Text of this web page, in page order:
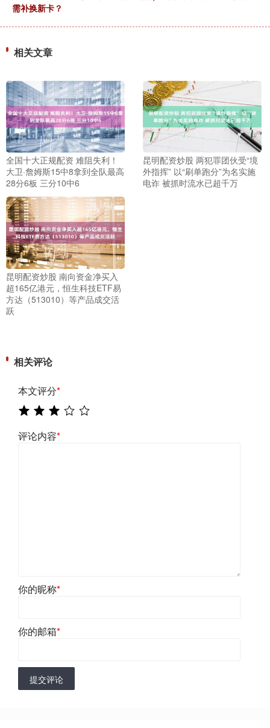
需补换新卡？
相关文章
全国十大正规配资 难阻失利！
大卫·詹姆斯15中8拿到全队最高
28分6板 三分10中6
昆明配资炒股 两犯罪团伙受“境
外指挥” 以“刷单跑分”为名实施
电诈 被抓时流水已超千万
昆明配资炒股 南向资金净买入
超165亿港元，恒生科技ETF易
方达（513010）等产品成交活
跃
相关评论
本文评分*
评论内容*
你的昵称*
你的邮箱*
提交评论